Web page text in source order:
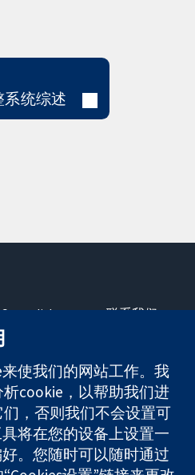
统综述
Kingdom
联系我们
关于我们
工作机会
Cochrane
Library
使我们的网站工作。我
cookie，以帮助我们进
，否则我们不会设置可
将在您的设备上设置一
。您随时可以随时通过